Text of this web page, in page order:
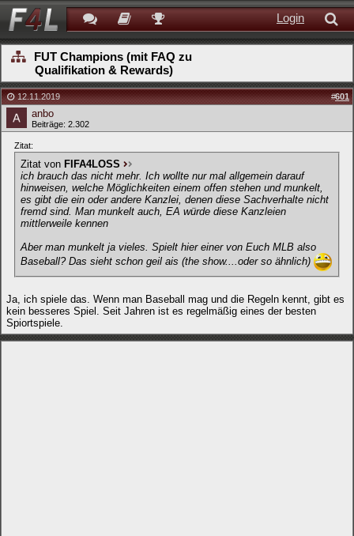
Login
FUT Champions (mit FAQ zu
Qualifikation & Rewards)
12.11.2019 #601
anbo
Beiträge: 2.302
Zitat:
Zitat von FIFA4LOSS
ich brauch das nicht mehr. Ich wollte nur mal allgemein darauf
hinweisen, welche Möglichkeiten einem offen stehen und munkelt,
es gibt die ein oder andere Kanzlei, denen diese Sachverhalte nicht
fremd sind. Man munkelt auch, EA würde diese Kanzleien
mittlerweile kennen
Aber man munkelt ja vieles. Spielt hier einer von Euch MLB also
Baseball? Das sieht schon geil ais (the show....oder so ähnlich)
Ja, ich spiele das. Wenn man Baseball mag und die Regeln kennt, gibt es
kein besseres Spiel. Seit Jahren ist es regelmäßig eines der besten
Spiortspiele.